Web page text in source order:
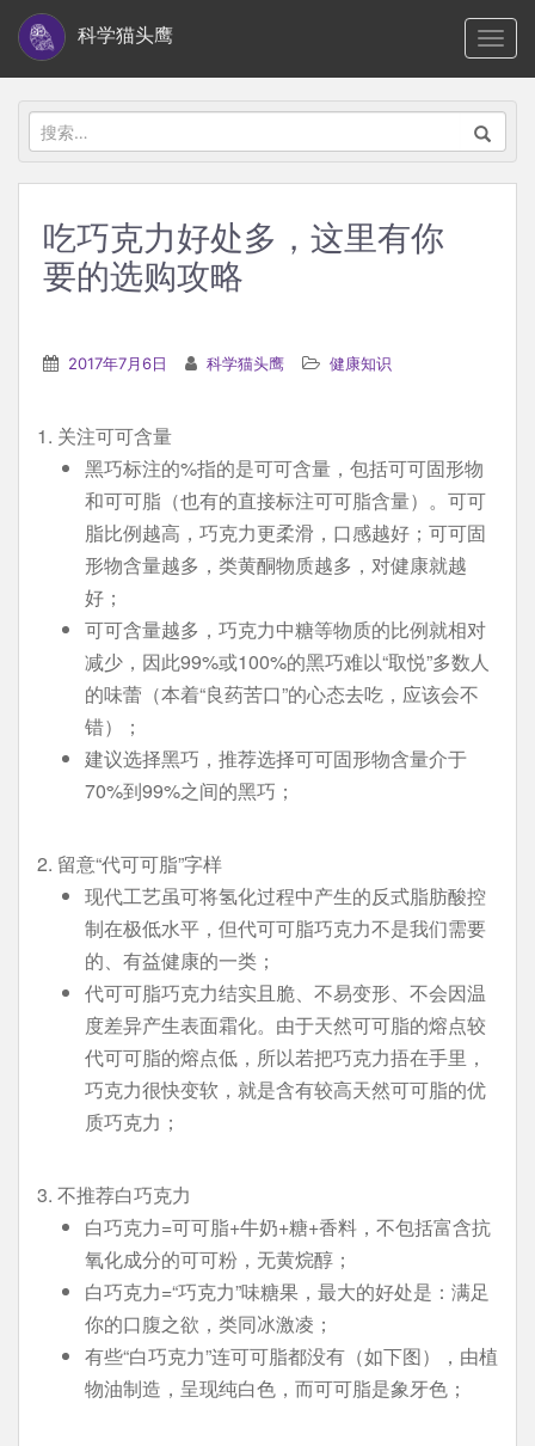
i
科学猫头鹰
搜
索：
吃巧克力好处多，这里有你
要的选购攻略
2017年7月6日 科学猫头鹰 健康知识
1. 关注可可含量
黑巧标注的%指的是可可含量，包括可可固形物
和可可脂（也有的直接标注可可脂含量）。可可
脂比例越高，巧克力更柔滑，口感越好；可可固
形物含量越多，类黄酮物质越多，对健康就越
好；
可可含量越多，巧克力中糖等物质的比例就相对
减少，因此99%或100%的黑巧难以“取悦”多数人
的味蕾（本着“良药苦口”的心态去吃，应该会不
错）；
建议选择黑巧，推荐选择可可固形物含量介于
70%到99%之间的黑巧；
2. 留意“代可可脂”字样
现代工艺虽可将氢化过程中产生的反式脂肪酸控
制在极低水平，但代可可脂巧克力不是我们需要
的、有益健康的一类；
代可可脂巧克力结实且脆、不易变形、不会因温
度差异产生表面霜化。由于天然可可脂的熔点较
代可可脂的熔点低，所以若把巧克力捂在手里，
巧克力很快变软，就是含有较高天然可可脂的优
质巧克力；
3. 不推荐白巧克力
白巧克力=可可脂+牛奶+糖+香料，不包括富含抗
氧化成分的可可粉，无黄烷醇；
白巧克力=“巧克力”味糖果，最大的好处是：满足
你的口腹之欲，类同冰激凌；
有些“白巧克力”连可可脂都没有（如下图），由植
物油制造，呈现纯白色，而可可脂是象牙色；